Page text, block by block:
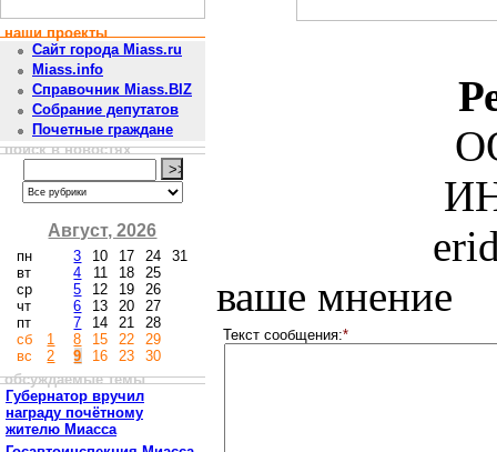
наши проекты
Сайт города Miass.ru
Miass.info
Справочник Miass.BIZ
Собрание депутатов
Почетные граждане
поиск в новостях
Август, 2026
пн
вт
ср
чт
пт
сб
вс
1
2
3
4
5
6
7
8
9
10
11
12
13
14
15
16
17
18
19
20
21
22
23
24
25
26
27
28
29
30
31
обсуждаемые темы
Губернатор вручил
награду почётному
жителю Миасса
ваше мнение
Текст сообщения:*